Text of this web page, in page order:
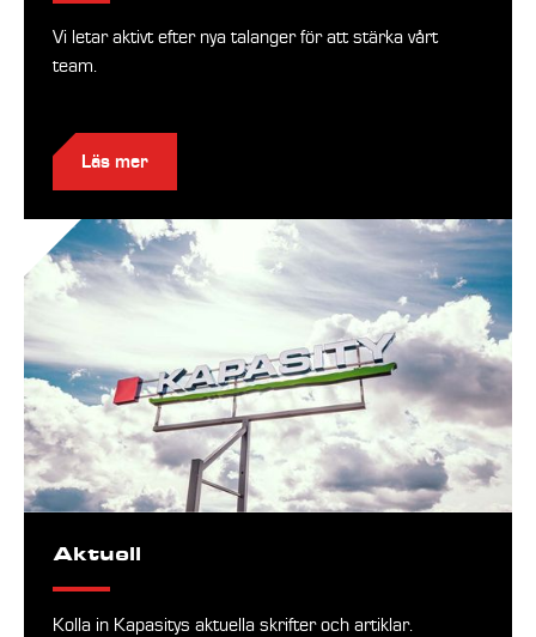
Vi letar aktivt efter nya talanger för att stärka vårt
team.
Läs mer
Aktuell
Kolla in Kapasitys aktuella skrifter och artiklar.